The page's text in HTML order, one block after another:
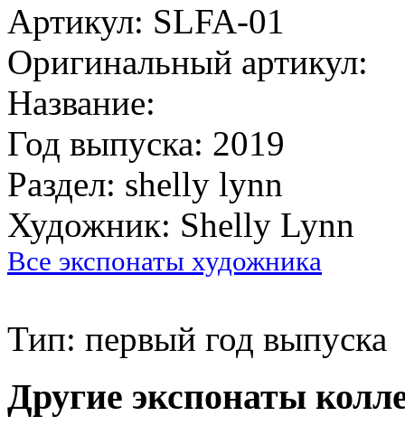
Артикул: SLFA-01
Оригинальный артикул:
Название:
Год выпуска: 2019
Раздел: shelly lynn
Художник: Shelly Lynn
Все экспонаты художника
Тип: первый год выпуска
Другие экспонаты